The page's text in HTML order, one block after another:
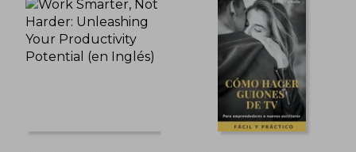
40% $ 84.64 40%